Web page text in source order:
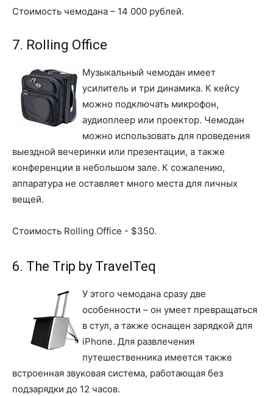
Стоимость чемодана – 14 000 рублей.
7. Rolling Office
Музыкальный чемодан имеет
усилитель и три динамика. К кейсу
можно подключать микрофон,
аудиоплеер или проектор. Чемодан
можно использовать для проведения
выездной вечеринки или презентации, а также
конференции в небольшом зале. К сожалению,
аппаратура не оставляет много места для личных
вещей.
Стоимость Rolling Office - $350.
6. The Trip by TravelTeq
У этого чемодана сразу две
особенности – он умеет превращаться
в стул, а также оснащен зарядкой для
iPhone. Для развлечения
путешественника имеется также
встроенная звуковая система, работающая без
подзарядки до 12 часов.